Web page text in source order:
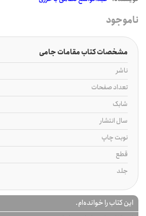
ناموجود
مشخصات کتاب مقامات جامی
ناشر
تعداد صفحات
شابک
سال انتشار
نوبت چاپ
قطع
جلد
این کتاب را خوانده‌ام.